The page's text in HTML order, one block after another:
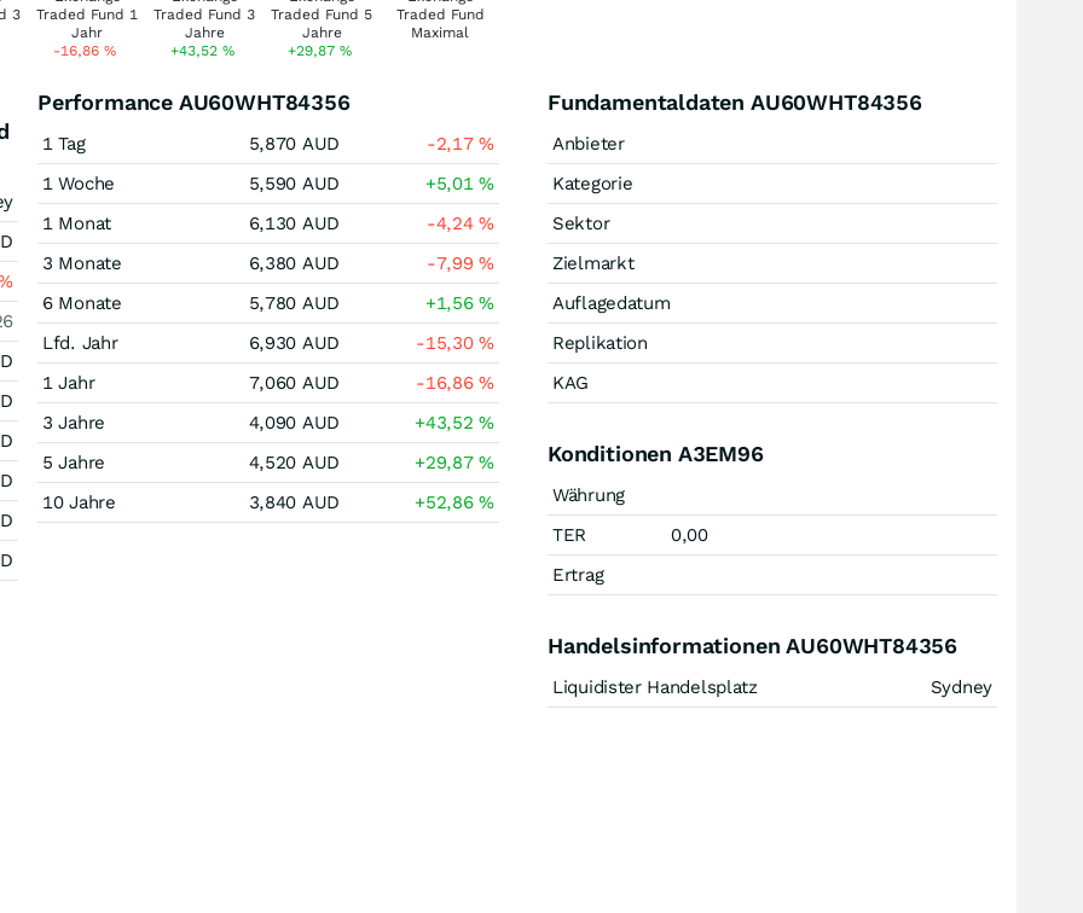
-16,86% +43,52 % +29,87 %
Performance AU60WHT84356
1 Tag 5,870 AUD -2,17%
1 Woche
5,590 AUD +5,01%
1 Monat
6,130 AUD -4,24%
3 Monate
6,380 AUD -7,99%
6 Monate
5,780 AUD +1,56%
Lfd. Jahr
6,930 AUD -15,30%
1 Jahr
7,060 AUD -16,86%
3 Jahre
4,090 AUD +43,52%
5 Jahre
4,520 AUD +29,87%
10 Jahre
3,840 AUD +52,86%
Fundamentaldaten AU60WHT84356
Anbieter
Kategorie
Sektor
Zielmarkt
Auflagedatum
Replikation
KAG
Konditionen A3EM96
Währung
TER
0,00
Ertrag
Handelsinformationen AU60WHT84356
Liquidister Handelsplatz Sydney